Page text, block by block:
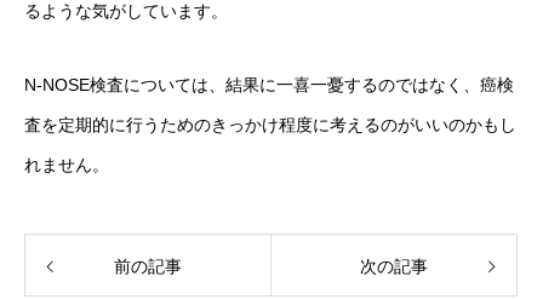
るような気がしています。
N-NOSE検査については、結果に一喜一憂するのではなく、癌検
査を定期的に行うためのきっかけ程度に考えるのがいいのかもし
れません。
前の記事 次の記事